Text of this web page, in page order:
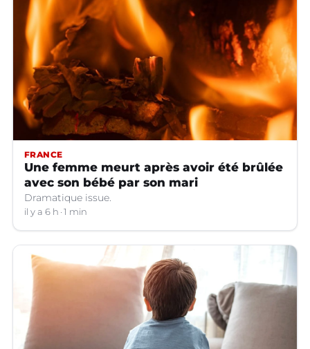
FRANCE
Une femme meurt après avoir été brûlée
avec son bébé par son mari
Dramatique issue.
il y a 6 h 1 min